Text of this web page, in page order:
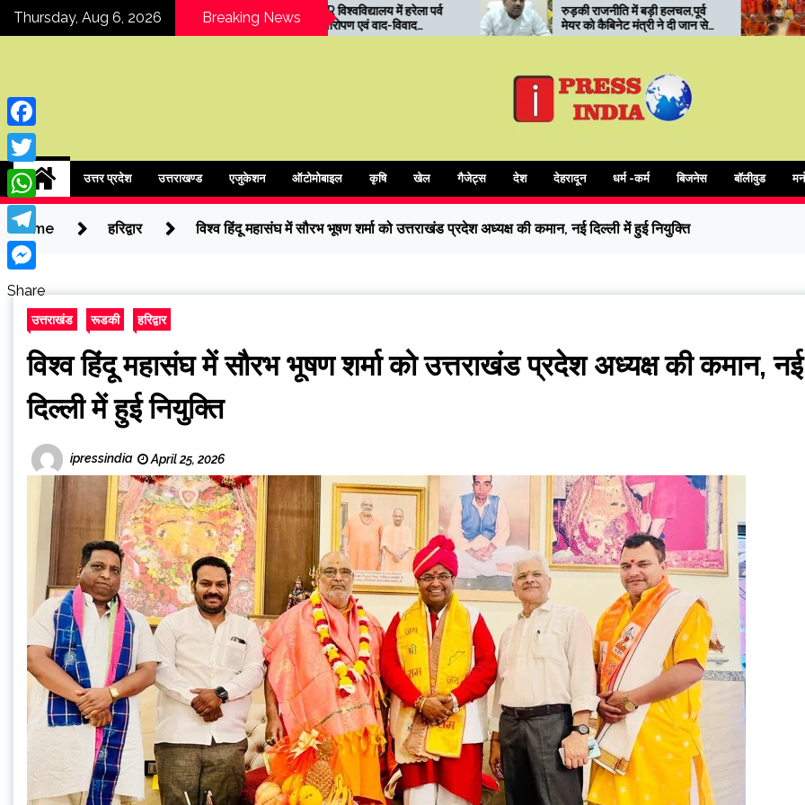
SkipThursday, Aug 6, 2026 Breaking News
COER विश्वविद्यालय में हरेला पर्व
पर वृक्षारोपण एवं वाद-विवाद
प्रतियोगिता
रुड़की राजनीति में बड़ी हलचल,पूर्व
मेयर को कैबिनेट मंत्री ने दी जान से
मारने की धमकी
रुड़की में कोर यूनिवर्सिटी का
‘सनातन मंथन’: संत सम्मेलन में
आध्यात्मिक शिक्षा और संस्कारों पर
ipressindia
उत्तर प्रदेश उत्तराखण्ड एजुकेशन ऑटोमोबाइल कृषि खेल गैजेट्स देश देहरादून धर्म -कर्म बिजनेस बॉलीवुड
Home हरिद्वार विश्व हिंदू महासंघ में सौरभ भूषण शर्मा को उत्तराखंड प्रदेश अध्यक्ष की कमान, नई दिल्ली में हुई नियुक्ति
उत्तराखंड रूडकी हरिद्वार
विश्व हिंदू महासंघ में सौरभ भूषण शर्मा को उत्तराखंड प्रदेश अध्यक्ष की कमान, नई
दिल्ली में हुई नियुक्ति
ipressindia April 25, 2026
Facebook
Twitter
WhatsApp
Telegram
Messenger
Share